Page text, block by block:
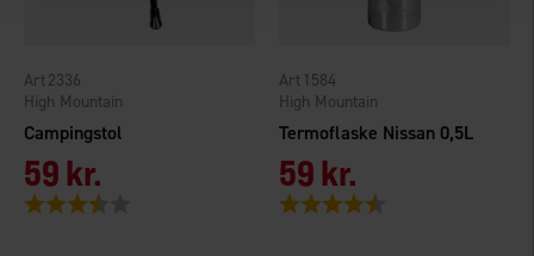
Campingstol
High Mountain
2336
59 kr.
Vurdering:
Termoflaske Nissan 0,5L
High Mountain
1584
59 kr.
Vurdering: